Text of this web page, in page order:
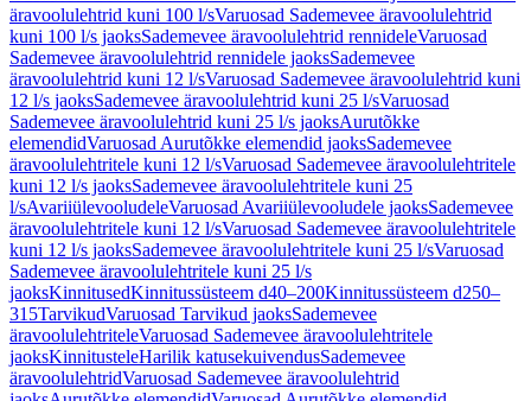
äravoolulehtrid kuni 100 l/sVaruosad Sademevee äravoolulehtrid
kuni 100 l/s jaoksSademevee äravoolulehtrid rennideleVaruosad
Sademevee äravoolulehtrid rennidele jaoksSademevee
äravoolulehtrid kuni 12 l/sVaruosad Sademevee äravoolulehtrid kuni
12 l/s jaoksSademevee äravoolulehtrid kuni 25 l/sVaruosad
Sademevee äravoolulehtrid kuni 25 l/s jaoksAurutõkke
elemendidVaruosad Aurutõkke elemendid jaoksSademevee
äravoolulehtritele kuni 12 l/sVaruosad Sademevee äravoolulehtritele
kuni 12 l/s jaoksSademevee äravoolulehtritele kuni 25
l/sAvariiülevooludeleVaruosad Avariiülevooludele jaoksSademevee
äravoolulehtritele kuni 12 l/sVaruosad Sademevee äravoolulehtritele
kuni 12 l/s jaoksSademevee äravoolulehtritele kuni 25 l/sVaruosad
Sademevee äravoolulehtritele kuni 25 l/s
jaoksKinnitusedKinnitussüsteem d40–200Kinnitussüsteem d250–
315TarvikudVaruosad Tarvikud jaoksSademevee
äravoolulehtriteleVaruosad Sademevee äravoolulehtritele
jaoksKinnitusteleHarilik katusekuivendusSademevee
äravoolulehtridVaruosad Sademevee äravoolulehtrid